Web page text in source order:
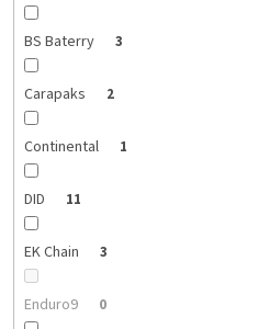
BS Baterry 3
Carapaks 2
Continental 1
DID 11
EK Chain 3
Enduro9 0